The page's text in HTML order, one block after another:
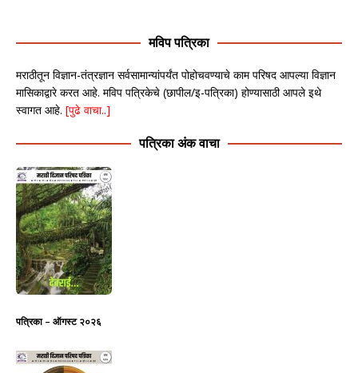
मविप पत्रिका
मराठीतून विज्ञान-तंत्रज्ञान सर्वसामान्यांपर्यंत पोहोचवण्याचे काम परिषद आपल्या विज्ञान
मासिकाद्वारे करत आहे. मविप पत्रिकेचे (छापील/इ-पत्रिका) होण्यासाठी आपले इथे
स्वागत आहे. [पुढे वाचा..]
पत्रिका अंक वाचा
पत्रिका – ऑगस्ट २०२६